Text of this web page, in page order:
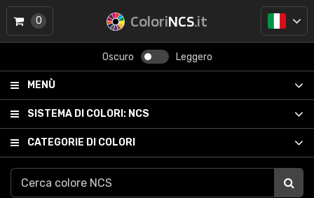
ColoriNCS.it
Oscuro Leggero
MENÙ
SISTEMA DI COLORI: NCS
CATEGORIE DI COLORI
0